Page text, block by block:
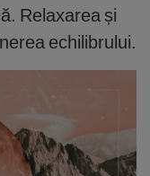
Relaxarea și
echilibrului.